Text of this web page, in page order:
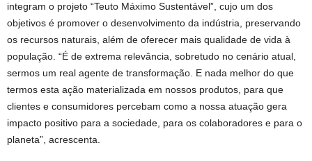
integram o projeto “Teuto Máximo Sustentável”, cujo um dos
objetivos é promover o desenvolvimento da indústria, preservando
os recursos naturais, além de oferecer mais qualidade de vida à
população. “É de extrema relevância, sobretudo no cenário atual,
sermos um real agente de transformação. E nada melhor do que
termos esta ação materializada em nossos produtos, para que
clientes e consumidores percebam como a nossa atuação gera
impacto positivo para a sociedade, para os colaboradores e para o
planeta”, acrescenta.